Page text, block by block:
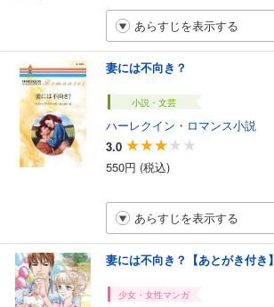
あらすじを表示する
妻には不向き？
小説・文芸
ハーレクイン・ロマンス小説
3.0
550円 (税込)
あらすじを表示する
妻には不向き？【あとがき付き】
少女・女性マンガ